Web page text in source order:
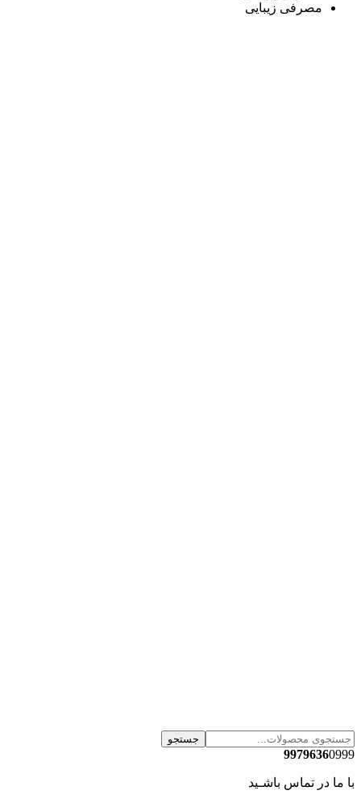
مصرفی زیبایی
جستجو
99796360999
با ما در تماس باشـید